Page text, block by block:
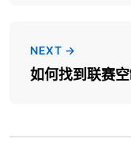
NEXT →
如何找到联赛